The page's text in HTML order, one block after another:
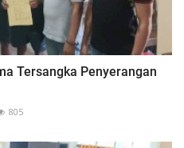
Tersangka Penyerangan
805